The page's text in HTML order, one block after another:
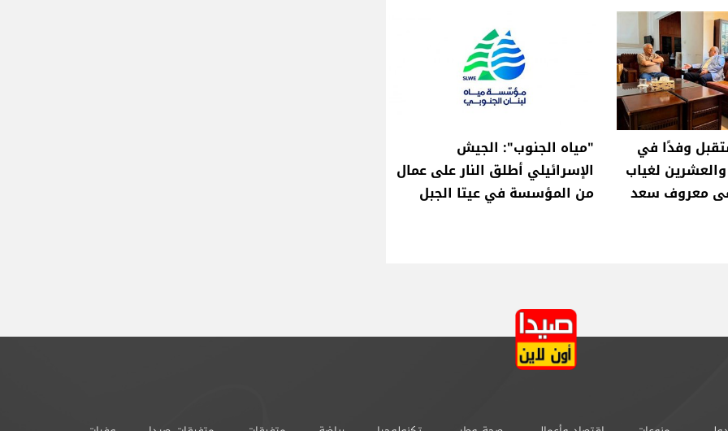
وفدًا في
لغياب
معروف سعد
"مياه الجنوب": الجيش
الإسرائيلي أطلق النار على عمال
من المؤسسة في عيتا الجبل